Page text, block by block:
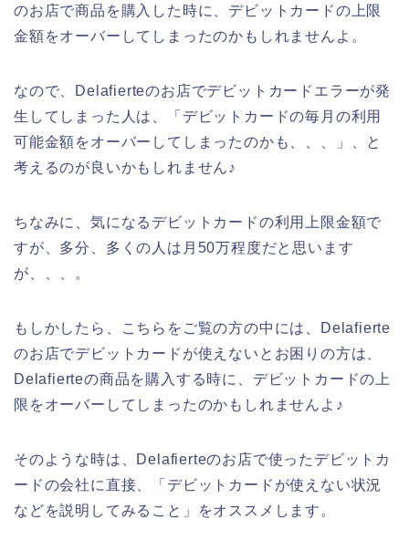
のお店で商品を購入した時に、デビットカードの上限
金額をオーバーしてしまったのかもしれませんよ。
なので、Delafierteのお店でデビットカードエラーが発
生してしまった人は、「デビットカードの毎月の利用
可能金額をオーバーしてしまったのかも、、、」、と
考えるのが良いかもしれません♪
ちなみに、気になるデビットカードの利用上限金額で
すが、多分、多くの人は月50万程度だと思います
が、、、。
もしかしたら、こちらをご覧の方の中には、Delafierte
のお店でデビットカードが使えないとお困りの方は、
Delafierteの商品を購入する時に、デビットカードの上
限をオーバーしてしまったのかもしれませんよ♪
そのような時は、Delafierteのお店で使ったデビットカ
ードの会社に直接、「デビットカードが使えない状況
などを説明してみること」をオススメします。